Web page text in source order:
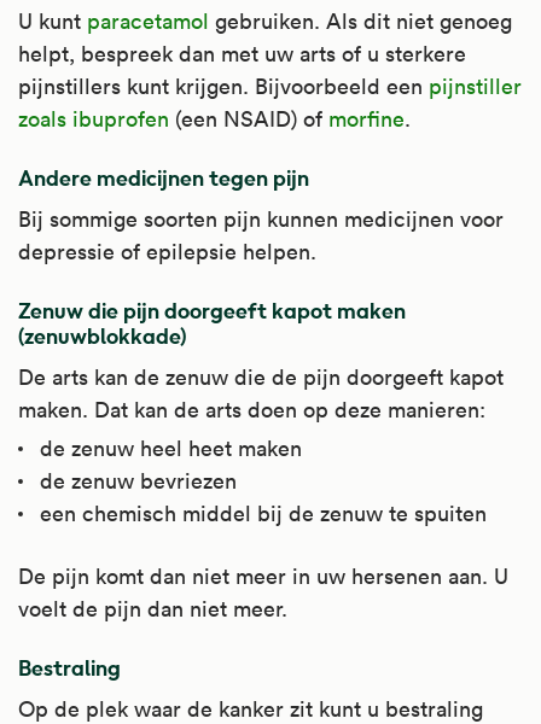
U kunt paracetamol gebruiken. Als dit niet genoeg
helpt, bespreek dan met uw arts of u sterkere
pijnstillers kunt krijgen. Bijvoorbeeld een pijnstiller
zoals ibuprofen (een NSAID) of morfine.
Andere medicijnen tegen pijn
Bij sommige soorten pijn kunnen medicijnen voor
depressie of epilepsie helpen.
Zenuw die pijn doorgeeft kapot maken
(zenuwblokkade)
De arts kan de zenuw die de pijn doorgeeft kapot
maken. Dat kan de arts doen op deze manieren:
de zenuw heel heet maken
de zenuw bevriezen
een chemisch middel bij de zenuw te spuiten
De pijn komt dan niet meer in uw hersenen aan. U
voelt de pijn dan niet meer.
Bestraling
Op de plek waar de kanker zit kunt u bestraling